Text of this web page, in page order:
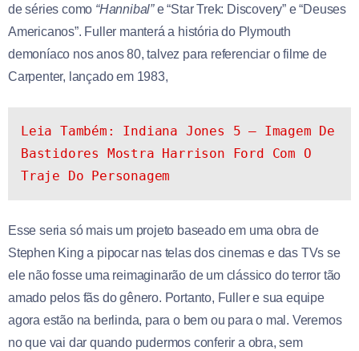
de séries como “Hannibal”e “Star Trek: Discovery” e “Deuses
Americanos”. Fuller manterá a história do Plymouth
demoníaco nos anos 80, talvez para referenciar o filme de
Carpenter, lançado em 1983,
Leia Também: Indiana Jones 5 – Imagem De
Bastidores Mostra Harrison Ford Com O
Traje Do Personagem
Esse seria só mais um projeto baseado em uma obra de
Stephen King a pipocar nas telas dos cinemas e das TVs se
ele não fosse uma reimaginarão de um clássico do terror tão
amado pelos fãs do gênero. Portanto, Fuller e sua equipe
agora estão na berlinda, para o bem ou para o mal. Veremos
no que vai dar quando pudermos conferir a obra, sem